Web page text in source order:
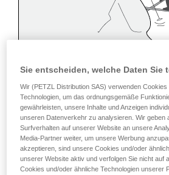
Sichern an einer
Sie entscheiden, welche Daten Sie
Wir (PETZL Distribution SAS) verwenden
Technologien, um das ordnungsgemäße
gewährleisten, unsere Inhalte und Anzeigen
unseren Datenverkehr zu analysieren. Wir geben
Surfverhalten auf unserer Website an unsere
Media-Partner weiter, um unsere Werbung
akzeptieren, sind unsere Cookies und/oder
unserer Website aktiv und verfolgen Sie nicht auf
Cookies und/oder ähnliche Technologien unserer